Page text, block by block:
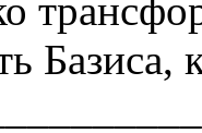
Базиса,